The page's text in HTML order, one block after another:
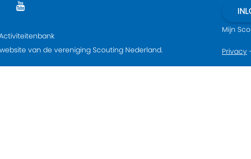
van de vereniging Scouting Nederland.
Mijn
Privacy